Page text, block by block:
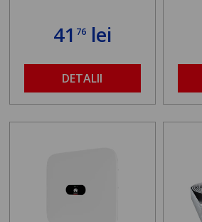
41 76lei
DETALII